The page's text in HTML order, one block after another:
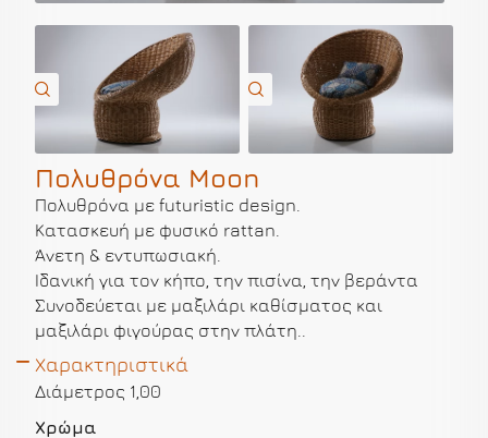
Πολυθρόνα Moon
Πολυθρόνα με futuristic design.
Κατασκευή με φυσικό rattan.
Άνετη & εντυπωσιακή.
Ιδανική για τον κήπο, την πισίνα, την βεράντα
Συνοδεύεται με μαξιλάρι καθίσματος και
μαξιλάρι φιγούρας στην πλάτη..
Χαρακτηριστικά
Διάμετρος 1,00
Χρώμα